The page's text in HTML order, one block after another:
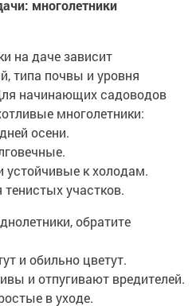
многолетники
на даче зависит
типа почвы и уровня
начинающих садоводов
многолетники:
осени.
к холодам.
участков.
обратите
и обильно цветут.
и отпугивают вредителей.
в уходе.